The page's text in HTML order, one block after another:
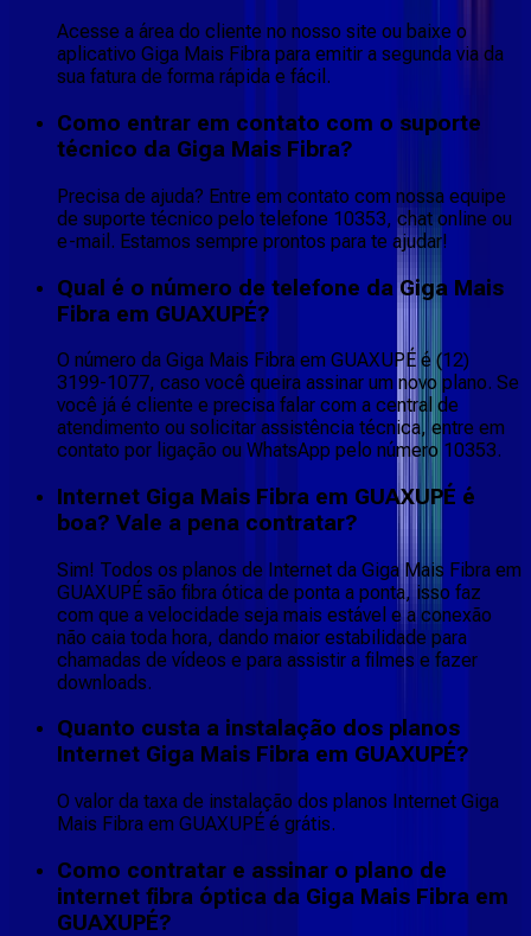
Acesse a área do cliente no nosso site ou baixe o
aplicativo Giga Mais Fibra para emitir a segunda via da
sua fatura de forma rápida e fácil.
Como entrar em contato com o suporte
técnico da Giga Mais Fibra?
Precisa de ajuda? Entre em contato com nossa equipe
de suporte técnico pelo telefone 10353, chat online ou
e-mail. Estamos sempre prontos para te ajudar!
Qual é o número de telefone da Giga Mais
Fibra em GUAXUPÉ?
O número da Giga Mais Fibra em GUAXUPÉ é (12)
3199-1077, caso você queira assinar um novo plano. Se
você já é cliente e precisa falar com a central de
atendimento ou solicitar assistência técnica, entre em
contato por ligação ou WhatsApp pelo número 10353.
Internet Giga Mais Fibra em GUAXUPÉ é
boa? Vale a pena contratar?
Sim! Todos os planos de Internet da Giga Mais Fibra em
GUAXUPÉ são fibra ótica de ponta a ponta, isso faz
com que a velocidade seja mais estável e a conexão
não caia toda hora, dando maior estabilidade para
chamadas de vídeos e para assistir a filmes e fazer
downloads.
Quanto custa a instalação dos planos
Internet Giga Mais Fibra em GUAXUPÉ?
O valor da taxa de instalação dos planos Internet Giga
Mais Fibra em GUAXUPÉ é grátis.
Como contratar e assinar o plano de
internet fibra óptica da Giga Mais Fibra em
GUAXUPÉ?